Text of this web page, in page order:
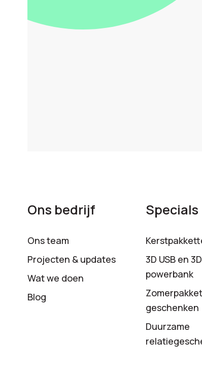
Ons bedrijf
Ons team
Projecten & updates
Wat we doen
Blog
Specials
3D USB en 3D
powerbank
geschenken
Duurzame